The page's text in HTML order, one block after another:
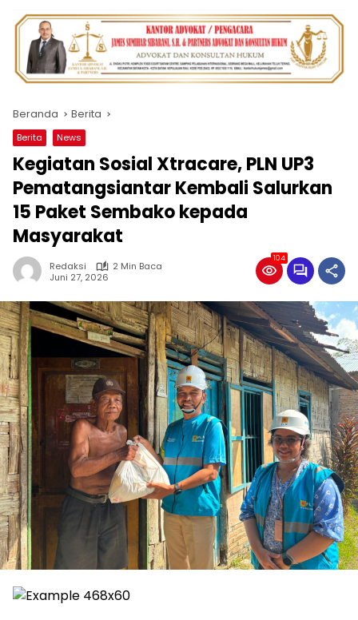
Beranda Berita
Berita News
Kegiatan Sosial Xtracare, PLN UP3
Pematangsiantar Kembali Salurkan
15 Paket Sembako kepada
Masyarakat
Redaksi
2 Min Baca
Juni 27, 2026
104